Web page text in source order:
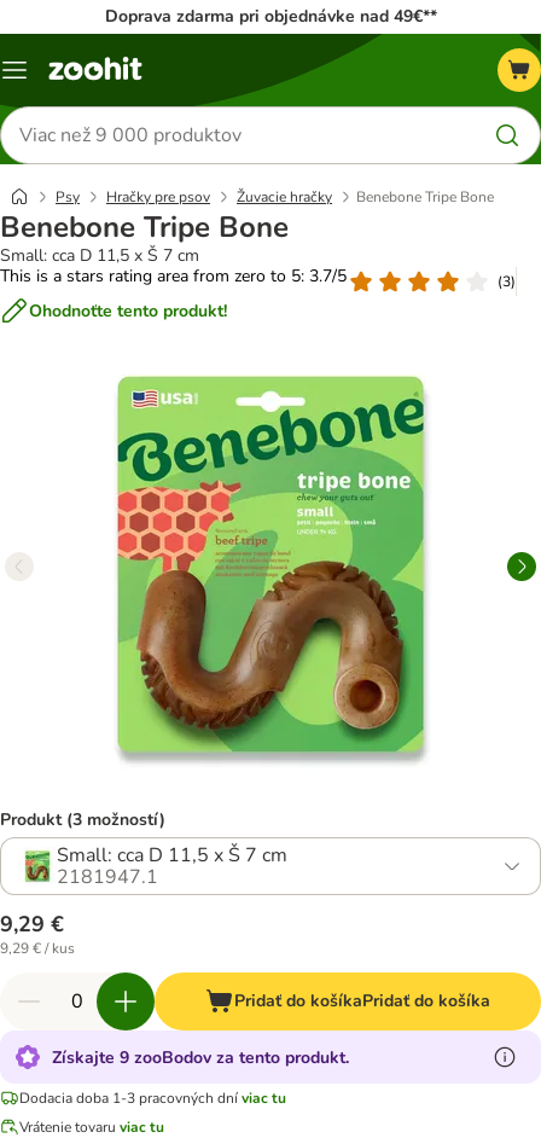
Doprava zdarma pri objednávke nad 49€**
Kategórie
Hľadať
produkty
Psy Hračky pre psov Žuvacie hračky Benebone Tripe Bone
Benebone Tripe Bone
Small: cca D 11,5 x Š 7 cm
This is a stars rating area from zero to 5: 3.7/5
(3)
Ohodnoťte tento produkt!
Produkt (3 možností)
Small: cca D 11,5 x Š 7 cm
2181947.1
9,29 €
9,29 € / kus
Pridať do košíkaPridať do košíka
Získajte 9 zooBodov za tento produkt.
Dodacia doba 1-3 pracovných dníviac tu
Vrátenie tovaru viac tu